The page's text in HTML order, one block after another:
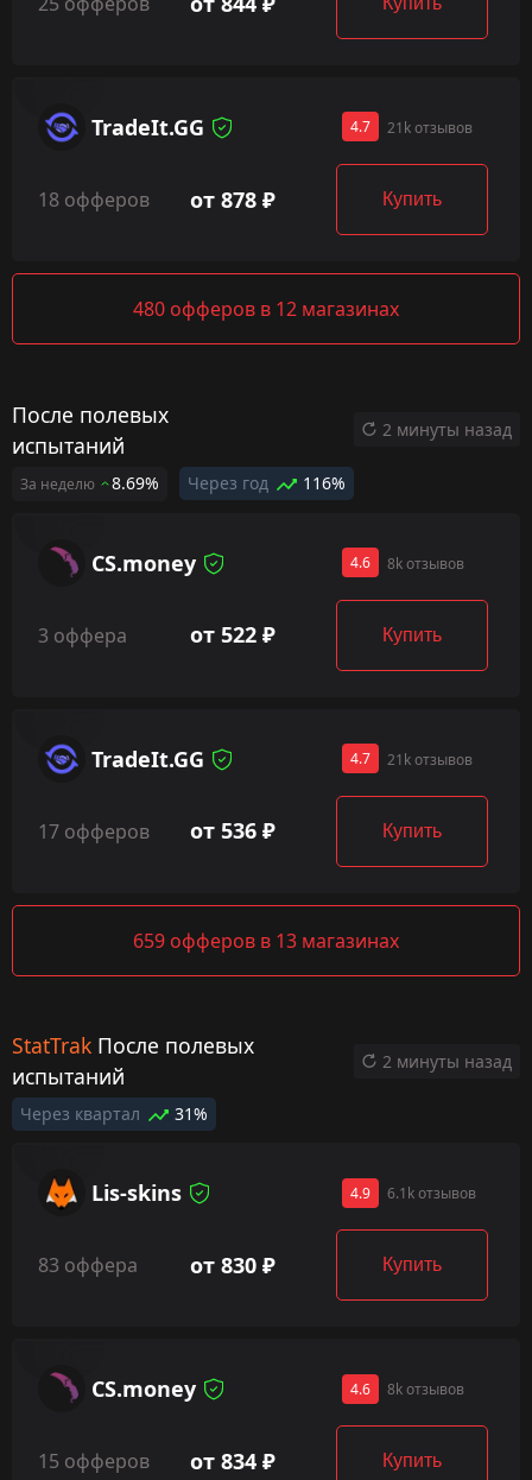
TradeIt.GG 4.7 21k отзывов
18 офферов от 878 ₽ Купить
480 офферов в 12 магазинах
После полевых
испытаний
За неделю 8.69% Через год 116%
2 минуты назад
CS.money 4.6 8k отзывов
3 оффера от 522 ₽ Купить
TradeIt.GG 4.7 21k отзывов
17 офферов от 536 ₽ Купить
659 офферов в 13 магазинах
StatTrak После полевых
испытаний
Через квартал 31%
2 минуты назад
Lis-skins 4.9 6.1k отзывов
83 оффера от 830 ₽ Купить
CS.money 4.6 8k отзывов
15 офферов от 834 ₽ Купить